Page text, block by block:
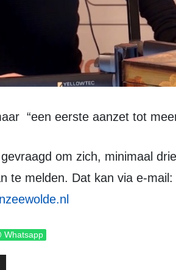
“een eerste aanzet tot
te melden. Dat kan via e-mail:
Whatsapp
OORZAAK BRAND NOG ONBEKEND